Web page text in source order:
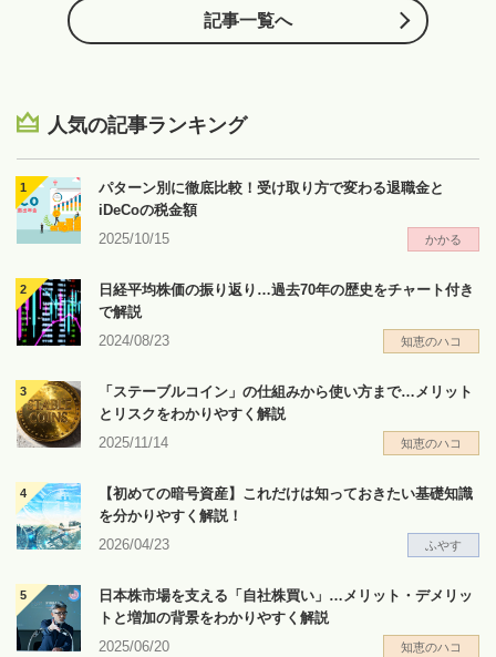
記事一覧へ
人気の記事ランキング
パターン別に徹底比較！受け取り方で変わる退職金と
iDeCoの税金額
2025/10/15
かかる
日経平均株価の振り返り…過去70年の歴史をチャート付き
で解説
2024/08/23
知恵のハコ
「ステーブルコイン」の仕組みから使い方まで…メリット
とリスクをわかりやすく解説
2025/11/14
知恵のハコ
【初めての暗号資産】これだけは知っておきたい基礎知識
を分かりやすく解説！
2026/04/23
ふやす
日本株市場を支える「自社株買い」…メリット・デメリッ
トと増加の背景をわかりやすく解説
2025/06/20
知恵のハコ